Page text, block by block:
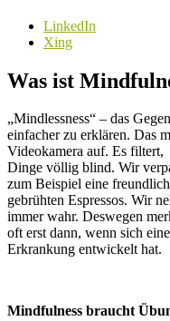
LinkedIn
Xing
Was ist
„Mindlessness“ – das
einfacher zu erklären. Das
Videokamera auf. Es
Dinge völlig blind. Wir
zum Beispiel eine
gebrühten Espressos. Wir
immer wahr. Deswegen
oft erst dann, wenn sich
Erkrankung entwickelt hat.
Mindfulness braucht